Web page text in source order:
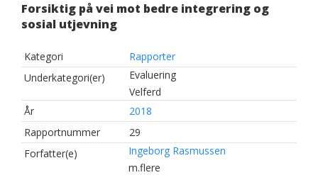
Forsiktig på vei mot bedre integrering og
sosial utjevning
Kategori
Rapporter
Underkategori(er)
Evaluering
Velferd
År
2018
Rapportnummer
29
Forfatter(e)
Ingeborg Rasmussen
m.flere